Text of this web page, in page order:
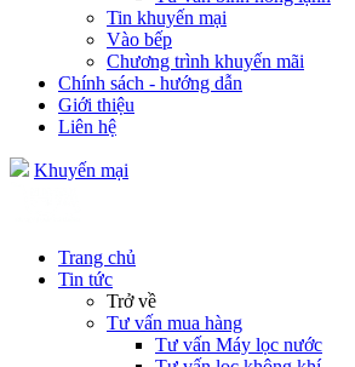
Tin khuyến mại
Vào bếp
Chương trình khuyến mãi
Chính sách - hướng dẫn
Giới thiệu
Liên hệ
Khuyến mại
Trang chủ
Tin tức
Trở về
Tư vấn mua hàng
Tư vấn Máy lọc nước